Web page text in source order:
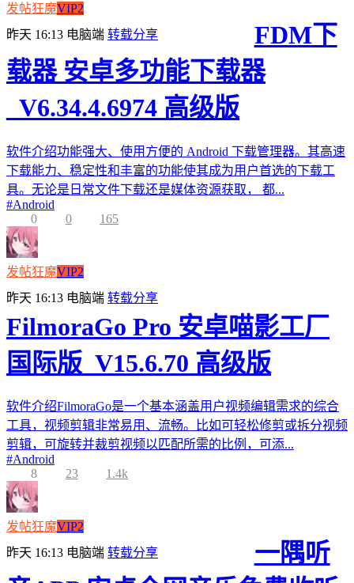
发帖狂魔VIP2
昨天 16:13 电脑端 转载分享
FDM下
载器 安卓多功能下载器
_V6.34.4.6974 高级版
软件介绍功能强大、使用方便的 Android 下载管理器。其高速
下载能力、稳定性和丰富的功能使其成为用户首选的下载工
具。无论是日常文件下载还是媒体资源获取， 都...
#Android
0
0 165
发帖狂魔VIP2
昨天 16:13 电脑端 转载分享
FilmoraGo Pro 安卓喵影工厂
国际版_V15.6.70 高级版
软件介绍FilmoraGo是一个基本涵盖用户视频编辑需求的综合
工具，视频剪辑非常易用、流畅。比如可轻松修剪或拆分视频
剪辑，可旋转并裁剪视频以匹配所需的比例，可添...
#Android
8
23 1.4k
发帖狂魔VIP2
昨天 16:13 电脑端 转载分享
一隅听